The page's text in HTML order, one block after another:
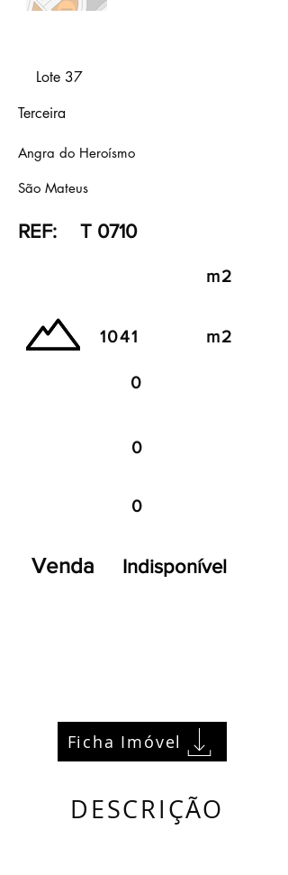
Lote 37
Terceira
Angra do Heroísmo
São Mateus
REF: T 0710
m2
1041 m2
0
0
0
Venda Indisponível
Ficha Imóvel
DESCRIÇÃO